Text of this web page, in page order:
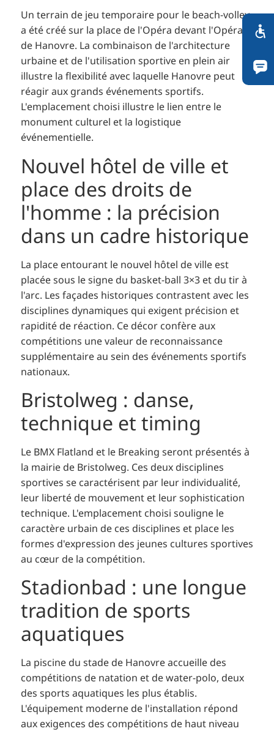
Un terrain de jeu temporaire pour le beach-volley
a été créé sur la place de l'Opéra devant l'Opéra
de Hanovre. La combinaison de l'architecture
urbaine et de l'utilisation sportive en plein air
illustre la flexibilité avec laquelle Hanovre peut
réagir aux grands événements sportifs.
L'emplacement choisi illustre le lien entre le
monument culturel et la logistique
événementielle.
Nouvel hôtel de ville et
place des droits de
l'homme : la précision
dans un cadre historique
La place entourant le nouvel hôtel de ville est
placée sous le signe du basket-ball 3×3 et du tir à
l'arc. Les façades historiques contrastent avec les
disciplines dynamiques qui exigent précision et
rapidité de réaction. Ce décor confère aux
compétitions une valeur de reconnaissance
supplémentaire au sein des événements sportifs
nationaux.
Bristolweg : danse,
technique et timing
Le BMX Flatland et le Breaking seront présentés à
la mairie de Bristolweg. Ces deux disciplines
sportives se caractérisent par leur individualité,
leur liberté de mouvement et leur sophistication
technique. L'emplacement choisi souligne le
caractère urbain de ces disciplines et place les
formes d'expression des jeunes cultures sportives
au cœur de la compétition.
Stadionbad : une longue
tradition de sports
aquatiques
La piscine du stade de Hanovre accueille des
compétitions de natation et de water-polo, deux
des sports aquatiques les plus établis.
L'équipement moderne de l'installation répond
aux exigences des compétitions de haut niveau